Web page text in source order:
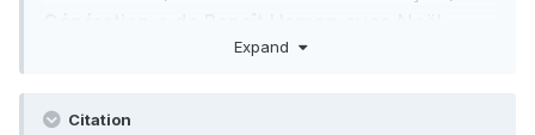
Mamère devraient être représentés, mais pas
insoumise.
Expand
Citation